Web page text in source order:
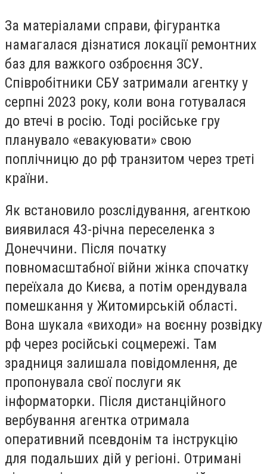
За матеріалами справи, фігурантка
намагалася дізнатися локації ремонтних
баз для важкого озброєння ЗСУ.
Співробітники СБУ затримали агентку у
серпні 2023 року, коли вона готувалася
до втечі в росію. Тоді російське гру
планувало «евакуювати» свою
поплічницю до рф транзитом через треті
країни.
Як встановило розслідування, агенткою
виявилася 43-річна переселенка з
Донеччини. Після початку
повномасштабної війни жінка спочатку
переїхала до Києва, а потім орендувала
помешкання у Житомирській області.
Вона шукала «виходи» на воєнну розвідку
рф через російські соцмережі. Там
зрадниця залишала повідомлення, де
пропонувала свої послуги як
інформаторки. Після дистанційного
вербування агентка отримала
оперативний псевдонім та інструкцію
для подальших дій у регіоні. Отримані